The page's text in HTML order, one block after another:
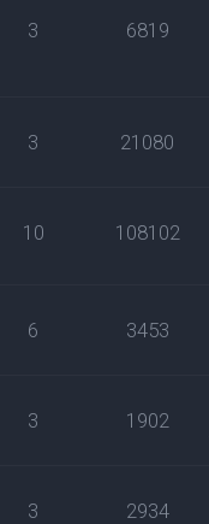
3 6819
3 21080
10 108102
6 3453
3 1902
3 2934